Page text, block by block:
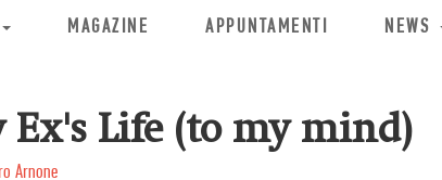
MAGAZINE APPUNTAMENTI NEWS
Ex's Life (to my mind)
Arnone